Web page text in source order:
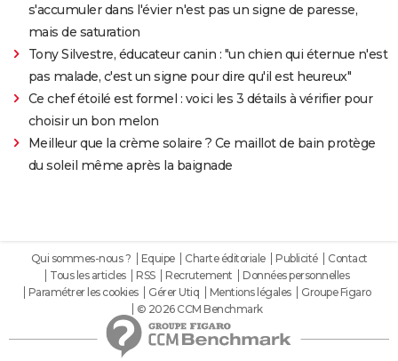
s'accumuler dans l'évier n'est pas un signe de paresse,
mais de saturation
Tony Silvestre, éducateur canin : "un chien qui éternue n'est
pas malade, c'est un signe pour dire qu'il est heureux"
Ce chef étoilé est formel : voici les 3 détails à vérifier pour
choisir un bon melon
Meilleur que la crème solaire ? Ce maillot de bain protège
du soleil même après la baignade
Qui sommes-nous ? Equipe Charte éditoriale Publicité
Contact
Tous les articles
RSS Recrutement
Données personnelles
Paramétrer les cookies
Gérer Utiq Mentions légales
Groupe Figaro
© 2026 CCM Benchmark